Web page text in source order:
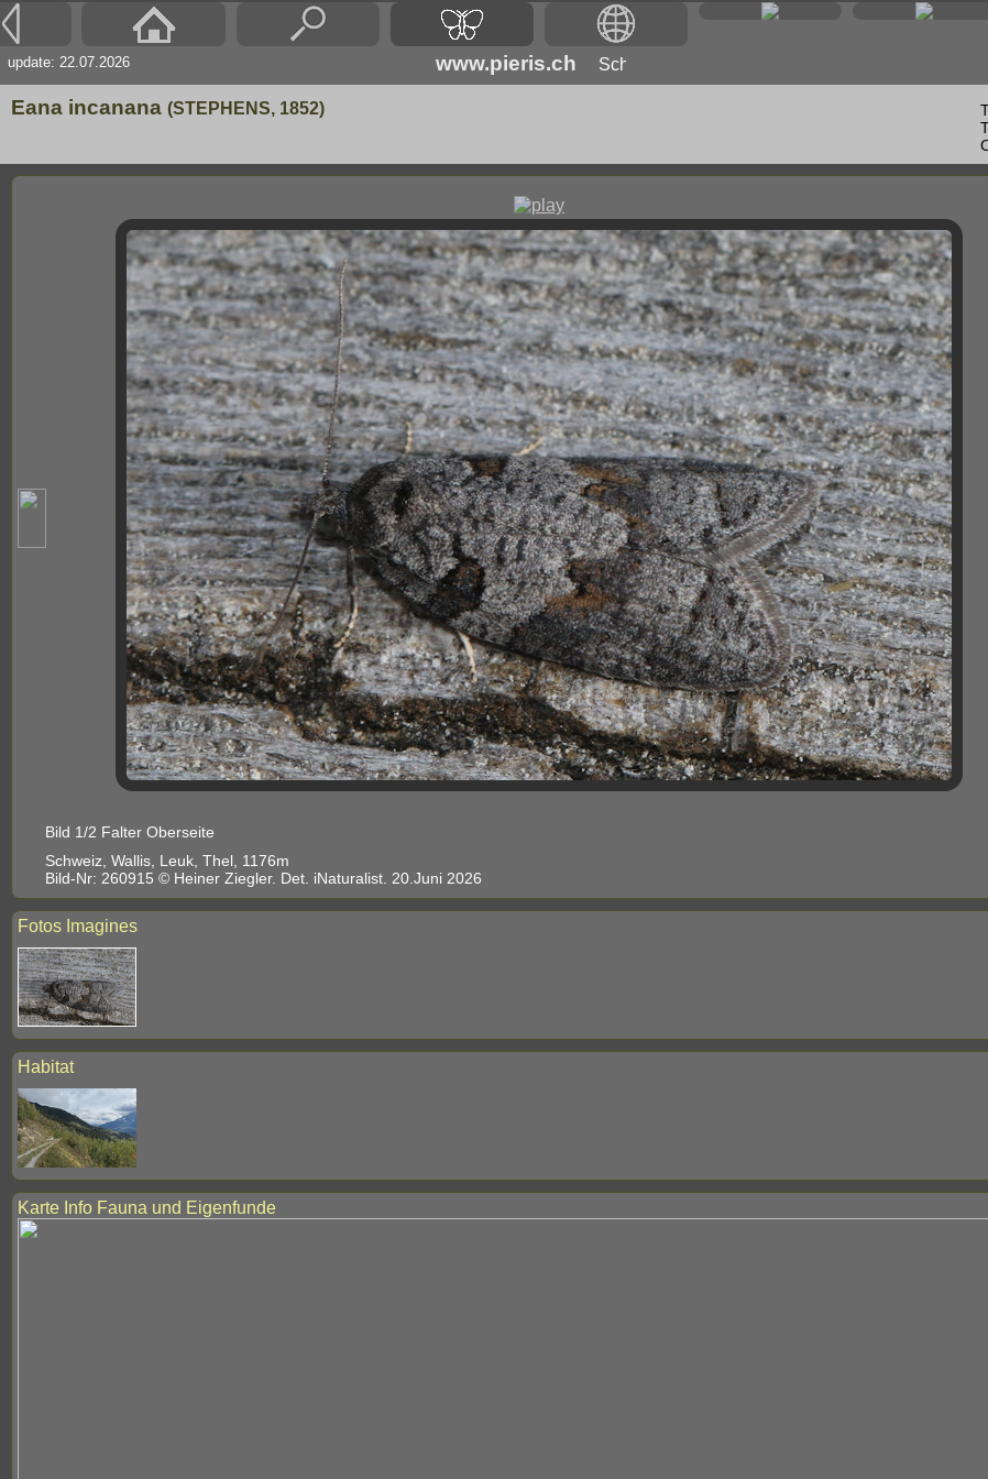
update: 22.07.2026
www.pieris.ch
Eana incanana (STEPHENS, 1852)
Bild 1/2 Falter Oberseite
Schweiz, Wallis, Leuk, Thel, 1176m
Bild-Nr: 260915 © Heiner Ziegler. Det. iNaturalist. 20.Juni 2026
Fotos Imagines
Habitat
Karte Info Fauna und Eigenfunde